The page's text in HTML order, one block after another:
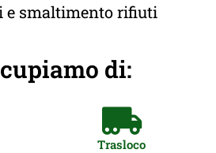
e smaltimento rifiuti
di:
Trasloco